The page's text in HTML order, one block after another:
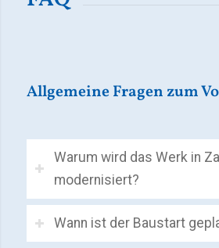
Allgemeine Fragen zum
Warum wird das Werk in
modernisiert?
Wann ist der Baustart